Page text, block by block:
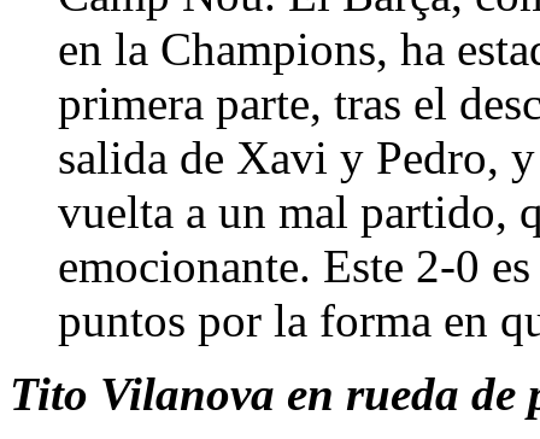
en la Champions, ha
primera parte, tras el
salida de Xavi y Pedro,
vuelta a un mal partido,
emocionante. Este 2-0
puntos por la forma en
Tito Vilanova en rueda de